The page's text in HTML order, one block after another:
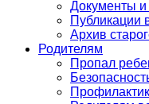
Документы и
Публикации
Архив
Родителям
Пропал